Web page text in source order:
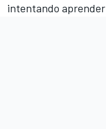
intentando aprender